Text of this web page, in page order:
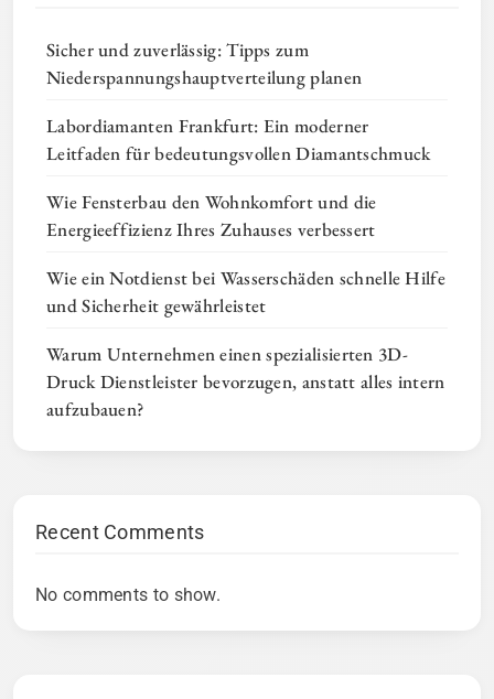
Sicher und zuverlässig: Tipps zum
Niederspannungshauptverteilung planen
Labordiamanten Frankfurt: Ein moderner
Leitfaden für bedeutungsvollen Diamantschmuck
Wie Fensterbau den Wohnkomfort und die
Energieeffizienz Ihres Zuhauses verbessert
Wie ein Notdienst bei Wasserschäden schnelle Hilfe
und Sicherheit gewährleistet
Warum Unternehmen einen spezialisierten 3D-
Druck Dienstleister bevorzugen, anstatt alles intern
aufzubauen?
Recent Comments
No comments to show.